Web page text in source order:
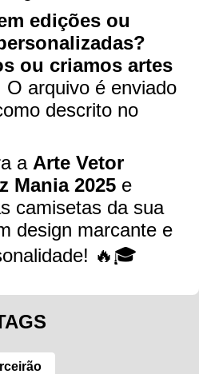
edições ou
ou criamos artes
O arquivo é enviado
descrito no
a Arte Vetor
Mania 2025 e
camisetas da sua
design marcante e
🔥🎓